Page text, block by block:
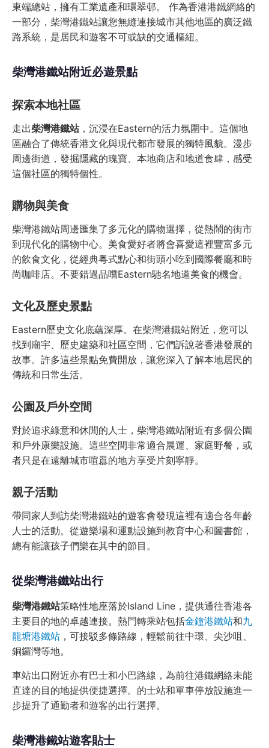
東端總站，擁有工業遺產和環翠邨。 作為香港港鐵網絡的
一部分，柴灣港鐵站讓您無縫連接城市其他地區的廣泛鐵
路系統，是居民和遊客不可或缺的交通樞紐。
柴灣港鐵站附近必遊景點
探索本地社區
走出柴灣港鐵站，沉浸在Eastern的活力氛圍中。這個地
區融合了傳統香港文化與現代都市發展的獨特風貌。漫步
周邊街道，發掘隱藏的瑰寶、本地商店和地道食肆，感受
這個社區的獨特個性。
購物與美食
柴灣港鐵站周邊匯集了多元化的購物選擇，從熱鬧的街市
到現代化的購物中心。美食愛好者將會喜愛這裡豐富多元
的飲食文化，從經典粵式點心和街頭小吃到國際餐廳和時
尚咖啡店。不要錯過品嚐Eastern馳名地道美食的機會。
文化及歷史景點
Eastern歷史文化底蘊深厚。在柴灣港鐵站附近，您可以
找到廟宇、歷史建築和社區空間，它們訴說著香港發展的
故事。許多這些景點免費開放，讓您深入了解本地居民的
傳統和日常生活。
公園及戶外空間
對於追求綠意和休閒的人士，柴灣港鐵站附近有多個公園
和戶外康樂設施。這些空間非常適合晨運、家庭野餐，或
者只是在遠離城市喧囂的地方享受片刻寧靜。
親子活動
帶同家人到訪柴灣港鐵站的遊客會發現這裡有適合各年齡
人士的活動。從遊樂場和運動設施到教育中心和圖書館，
總有能讓孩子們樂在其中的節目。
從柴灣港鐵站出行
柴灣港鐵站策略性地座落於Island Line，提供通往香港各
主要目的地的卓越連接。熱門轉乘站包括金鐘港鐵站和九
龍塘港鐵站 ，可接駁多條路線，輕鬆前往中環、尖沙咀、
銅鑼灣等地。
車站出口附近亦有巴士和小巴路線，為前往港鐵網絡未能
直達的目的地提供便捷選擇。的士站和單車停放設施進一
步提升了通勤者和遊客的出行選擇。
柴灣港鐵站遊客貼士